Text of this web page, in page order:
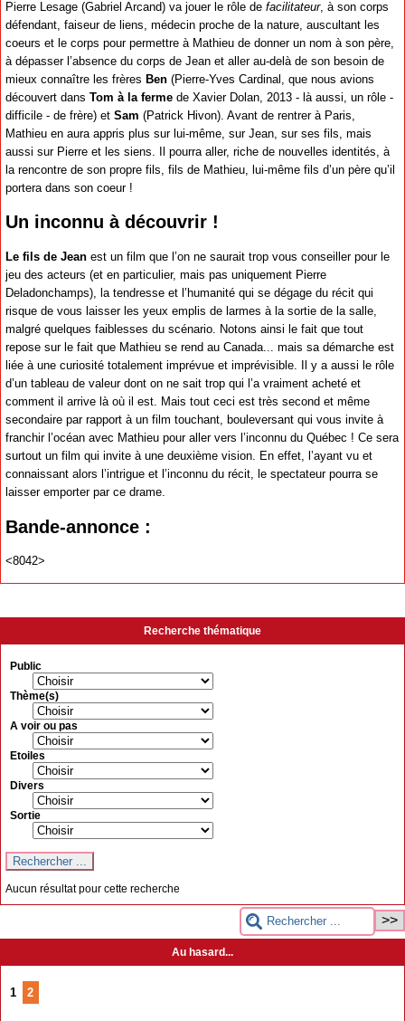
Pierre Lesage (Gabriel Arcand) va jouer le rôle de facilitateur, à son corps
défendant, faiseur de liens, médecin proche de la nature, auscultant les
coeurs et le corps pour permettre à Mathieu de donner un nom à son père,
à dépasser l’absence du corps de Jean et aller au-delà de son besoin de
mieux connaître les frères Ben (Pierre-Yves Cardinal, que nous avions
découvert dans Tom à la ferme de Xavier Dolan, 2013 - là aussi, un rôle -
difficile - de frère) et Sam (Patrick Hivon). Avant de rentrer à Paris,
Mathieu en aura appris plus sur lui-même, sur Jean, sur ses fils, mais
aussi sur Pierre et les siens. Il pourra aller, riche de nouvelles identités, à
la rencontre de son propre fils, fils de Mathieu, lui-même fils d’un père qu’il
portera dans son coeur !
Un inconnu à découvrir !
Le fils de Jean est un film que l’on ne saurait trop vous conseiller pour le
jeu des acteurs (et en particulier, mais pas uniquement Pierre
Deladonchamps), la tendresse et l’humanité qui se dégage du récit qui
risque de vous laisser les yeux emplis de larmes à la sortie de la salle,
malgré quelques faiblesses du scénario. Notons ainsi le fait que tout
repose sur le fait que Mathieu se rend au Canada... mais sa démarche est
liée à une curiosité totalement imprévue et imprévisible. Il y a aussi le rôle
d’un tableau de valeur dont on ne sait trop qui l’a vraiment acheté et
comment il arrive là où il est. Mais tout ceci est très second et même
secondaire par rapport à un film touchant, bouleversant qui vous invite à
franchir l’océan avec Mathieu pour aller vers l’inconnu du Québec ! Ce sera
surtout un film qui invite à une deuxième vision. En effet, l’ayant vu et
connaissant alors l’intrigue et l’inconnu du récit, le spectateur pourra se
laisser emporter par ce drame.
Bande-annonce :
<8042>
Recherche thématique
Public
Thème(s)
A voir ou pas
Etoiles
Divers
Sortie
Aucun résultat pour cette recherche
Au hasard...
1 2